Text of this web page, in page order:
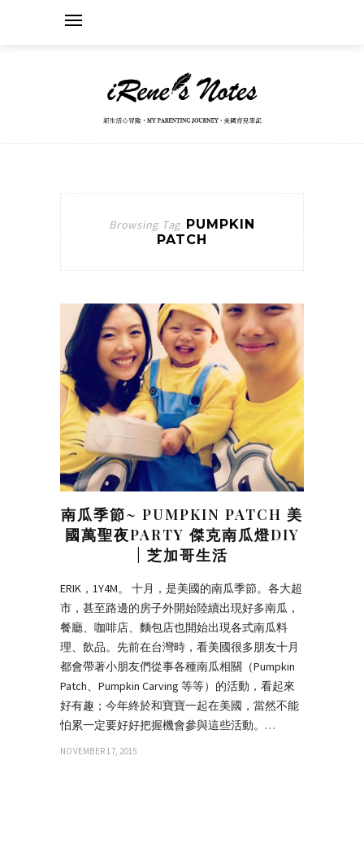
Browsing Tag PUMPKIN
PATCH
南瓜季節~ PUMPKIN PATCH 美
國萬聖夜PARTY 傑克南瓜燈DIY
| 芝加哥生活
ERIK，1Y4M。 十月，是美國的南瓜季節。各大超
市，甚至路邊的房子外開始陸續出現好多南瓜，
餐廳、咖啡店、麵包店也開始出現各式南瓜料
理、飲品。先前在台灣時，看美國很多朋友十月
都會帶著小朋友們從事各種南瓜相關（Pumpkin
Patch、Pumpkin Carving 等等）的活動，看起來
好有趣；今年終於和寶寶一起在美國，當然不能
怕累一定要好好把握機會參與這些活動。…
NOVEMBER 17, 2015